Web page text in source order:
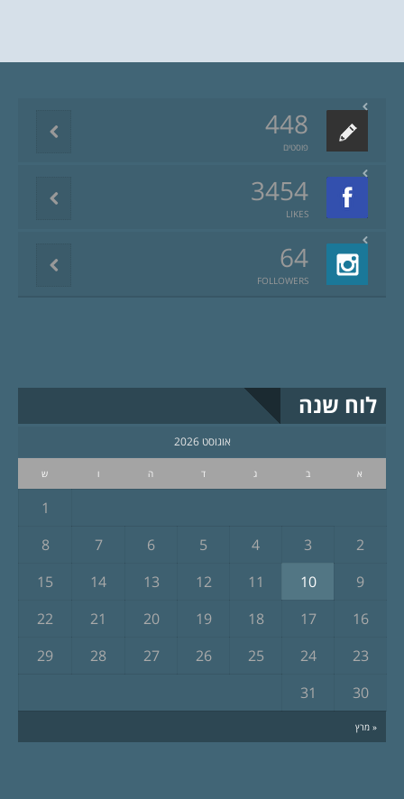
448
פוסטים
3454
LIKES
64
FOLLOWERS
לוח שנה
אוגוסט 2026
א ב ג ד ה ו ש
« מרץ
1
2
3
4
5
6
7
8
9
10
11
12
13
14
15
16
17
18
19
20
21
22
23
24
25
26
27
28
29
30
31